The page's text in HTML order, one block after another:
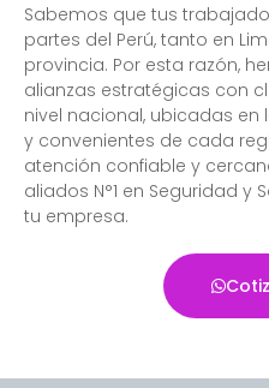
Sabemos que tus
partes del Perú, tanto en
provincia. Por esta razón,
alianzas estratégicas con
nivel nacional, ubicadas
y convenientes de cada
atención confiable y
aliados N°1 en Seguridad y
tu empresa.